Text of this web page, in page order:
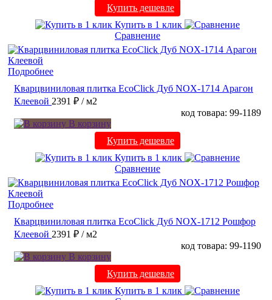
Купить дешевле
Купить в 1 клик
Сравнение
Подробнее
Кварцвиниловая плитка EcoClick Дуб NOX-1714 Арагон
Клеевой 2391 ₽ / м2
код товара: 99-1189
В корзину
Купить дешевле
Купить в 1 клик
Сравнение
Подробнее
Кварцвиниловая плитка EcoClick Дуб NOX-1712 Рошфор
Клеевой 2391 ₽ / м2
код товара: 99-1190
В корзину
Купить дешевле
Купить в 1 клик